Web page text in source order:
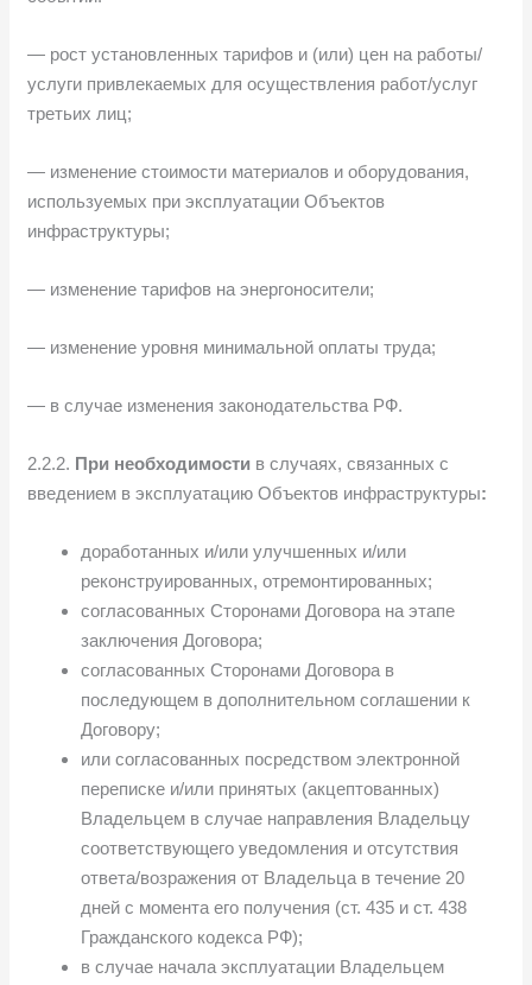
— рост установленных тарифов и (или) цен на работы/
услуги привлекаемых для осуществления работ/услуг
третьих лиц;
— изменение стоимости материалов и оборудования,
используемых при эксплуатации Объектов
инфраструктуры;
— изменение тарифов на энергоносители;
— изменение уровня минимальной оплаты труда;
— в случае изменения законодательства РФ.
2.2.2. При необходимости в случаях, связанных с
введением в эксплуатацию Объектов инфраструктуры:
доработанных и/или улучшенных и/или
реконструированных, отремонтированных;
согласованных Сторонами Договора на этапе
заключения Договора;
согласованных Сторонами Договора в
последующем в дополнительном соглашении к
Договору;
или согласованных посредством электронной
переписке и/или принятых (акцептованных)
Владельцем в случае направления Владельцу
соответствующего уведомления и отсутствия
ответа/возражения от Владельца в течение 20
дней с момента его получения (ст. 435 и ст. 438
Гражданского кодекса РФ);
в случае начала эксплуатации Владельцем